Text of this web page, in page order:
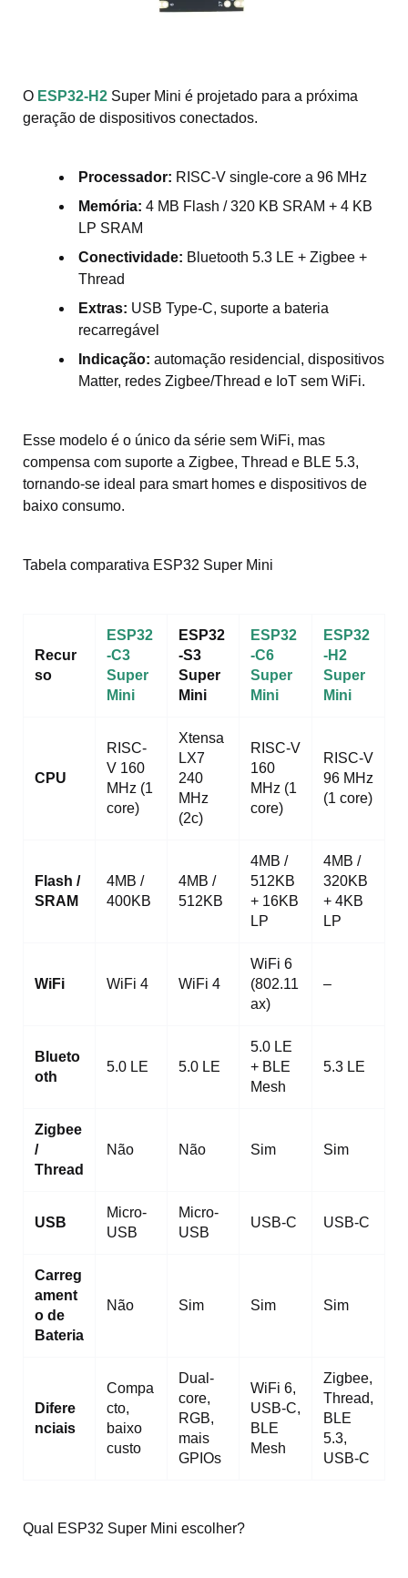
O ESP32-H2 Super Mini é projetado para a próxima
geração de dispositivos conectados.
Processador: RISC-V single-core a 96 MHz
Memória: 4 MB Flash / 320 KB SRAM + 4 KB
LP SRAM
Conectividade: Bluetooth 5.3 LE + Zigbee +
Thread
Extras: USB Type-C, suporte a bateria
recarregável
Indicação: automação residencial, dispositivos
Matter, redes Zigbee/Thread e IoT sem WiFi.
Esse modelo é o único da série sem WiFi, mas
compensa com suporte a Zigbee, Thread e BLE 5.3,
tornando-se ideal para smart homes e dispositivos de
baixo consumo.
Tabela comparativa ESP32 Super Mini
Recur
so
ESP32
-C3
Super
Mini
ESP32
-S3
Super
Mini
ESP32
-C6
Super
Mini
ESP32
-H2
Super
Mini
CPU
RISC-
V 160
MHz (1
core)
Xtensa
LX7
240
MHz
(2c)
RISC-V
160
MHz (1
core)
RISC-V
96 MHz
(1 core)
Flash /
SRAM
4MB /
400KB
4MB /
512KB
4MB /
512KB
+ 16KB
LP
4MB /
320KB
+ 4KB
LP
WiFi WiFi 4 WiFi 4
WiFi 6
(802.11
ax)
–
Blueto
oth
5.0 LE 5.0 LE
5.0 LE
+ BLE
Mesh
5.3 LE
Zigbee
/
Thread
Não Não Sim Sim
USB
Micro-
USB
Micro-
USB
USB-C USB-C
Carreg
ament
o de
Bateria
Não Sim Sim Sim
Difere
nciais
Compa
cto,
baixo
custo
Dual-
core,
RGB,
mais
GPIOs
WiFi 6,
USB-C,
BLE
Mesh
Zigbee,
Thread,
BLE
5.3,
USB-C
Qual ESP32 Super Mini escolher?